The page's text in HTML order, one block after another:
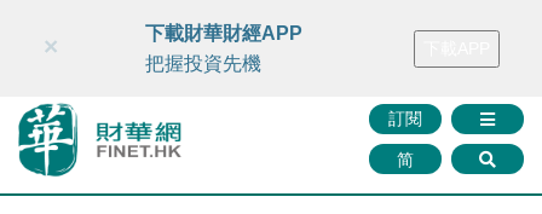
財華智庫網 FINTV FINMETA 財華證券 媒體矩陣
訂閱
简
×
下載財華財經APP
把握投資先機